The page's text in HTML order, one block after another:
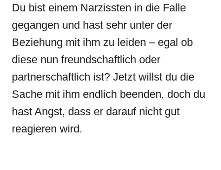
Du bist einem Narzissten in die Falle
gegangen und hast sehr unter der
Beziehung mit ihm zu leiden – egal ob
diese nun freundschaftlich oder
partnerschaftlich ist? Jetzt willst du die
Sache mit ihm endlich beenden, doch du
hast Angst, dass er darauf nicht gut
reagieren wird.